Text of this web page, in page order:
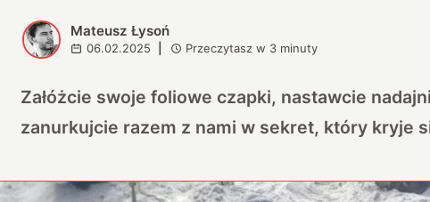
M Mateusz Łysoń
06.02.2025 Przeczytasz w 3 minuty
Załóżcie swoje foliowe czapki, nastawcie
zanurkujcie razem z nami w sekret, który kryje